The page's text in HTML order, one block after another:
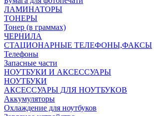
ЛАМИНАТОРЫ
ТОНЕРЫ
Тонер (в граммах)
ЧЕРНИЛА
СТАЦИОНАРНЫЕ ТЕЛЕФОНЫ,ФАКСЫ
Телефоны
Запасные части
НОУТБУКИ И АКСЕССУАРЫ
НОУТБУКИ
АКСЕССУАРЫ ДЛЯ НОУТБУКОВ
Аккумуляторы
Охлаждение для ноутбуков